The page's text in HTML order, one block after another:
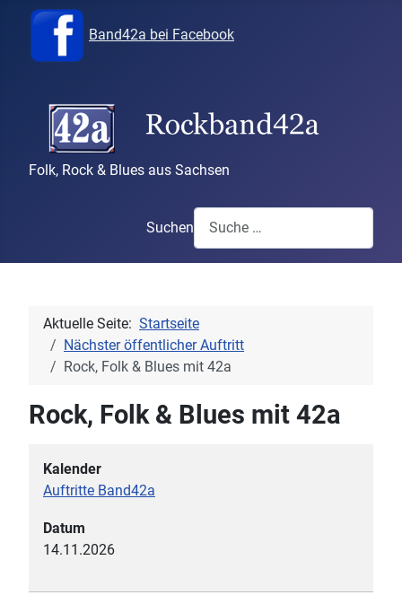
Band42a bei Facebook
Folk, Rock & Blues aus Sachsen
Suchen
Aktuelle Seite: Startseite
Nächster öffentlicher Auftritt
Rock, Folk & Blues mit 42a
Rock, Folk & Blues mit 42a
Kalender
Auftritte Band42a
Datum
14.11.2026